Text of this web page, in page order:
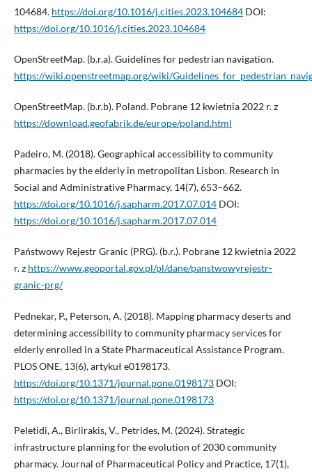
104684. https://doi.org/10.1016/j.cities.2023.104684DOI:
https://doi.org/10.1016/j.cities.2023.104684
OpenStreetMap. (b.r.a). Guidelines for pedestrian navigation.
https://wiki.openstreetmap.org/wiki/
OpenStreetMap. (b.r.b). Poland. Pobrane 12 kwietnia 2022 r. z
https://download.geofabrik.de/europe/poland.html
Padeiro, M. (2018). Geographical accessibility to community
pharmacies by the elderly in metropolitan Lisbon. Research in
Social and Administrative Pharmacy, 14(7), 653–662.
https://doi.org/10.1016/j.sapharm.2017.07.014DOI:
https://doi.org/10.1016/j.sapharm.2017.07.014
Państwowy Rejestr Granic (PRG). (b.r.). Pobrane 12 kwietnia 2022
r. z https://www.geoportal.gov.pl/pl/dane/panstwowyrejestr-
granic-prg/
Pednekar, P., Peterson, A. (2018). Mapping pharmacy deserts and
determining accessibility to community pharmacy services for
elderly enrolled in a State Pharmaceutical Assistance Program.
PLOS ONE, 13(6), artykuł e0198173.
https://doi.org/10.1371/journal.pone.0198173DOI:
https://doi.org/10.1371/journal.pone.0198173
Peletidi, A., Birlirakis, V., Petrides, M. (2024). Strategic
infrastructure planning for the evolution of 2030 community
pharmacy. Journal of Pharmaceutical Policy and Practice, 17(1),